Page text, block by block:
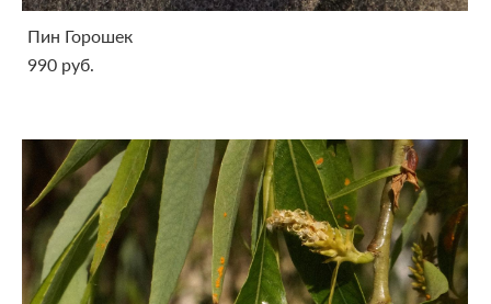
Пин Горошек
990 pуб.